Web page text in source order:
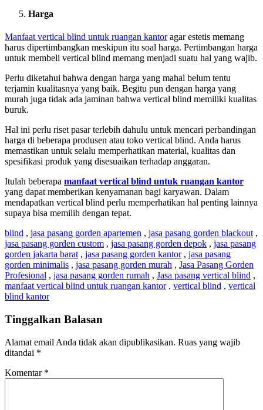
Harga
Manfaat vertical blind untuk ruangan kantoragar estetis memang
harus dipertimbangkan meskipun itu soal harga. Pertimbangan harga
untuk membeli vertical blind memang menjadi suatu hal yang wajib.
Perlu diketahui bahwa dengan harga yang mahal belum tentu
terjamin kualitasnya yang baik. Begitu pun dengan harga yang
murah juga tidak ada jaminan bahwa vertical blind memiliki kualitas
buruk.
Hal ini perlu riset pasar terlebih dahulu untuk mencari perbandingan
harga di beberapa produsen atau toko vertical blind. Anda harus
memastikan untuk selalu memperhatikan material, kualitas dan
spesifikasi produk yang disesuaikan terhadap anggaran.
Itulah beberapa manfaat vertical blind untuk ruangan kantor
yang dapat memberikan kenyamanan bagi karyawan. Dalam
mendapatkan vertical blind perlu memperhatikan hal penting lainnya
supaya bisa memilih dengan tepat.
blind , jasa pasang gorden apartemen , jasa pasang gorden blackout ,
jasa pasang gorden custom , jasa pasang gorden depok , jasa pasang
gorden jakarta barat , jasa pasang gorden kantor, jasa pasang
gorden minimalis , jasa pasang gorden murah , Jasa Pasang Gorden
Profesional , jasa pasang gorden rumah , Jasa pasang vertical blind ,
manfaat vertical blind untuk ruangan kantor, vertical blind , vertical
blind kantor
Tinggalkan Balasan
Alamat email Anda tidak akan dipublikasikan. Ruas yang wajib
ditandai *
Komentar *